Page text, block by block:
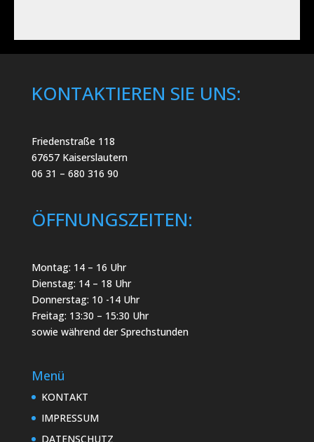
KONTAKTIEREN SIE UNS:
Friedenstraße 118
67657 Kaiserslautern
06 31 – 680 316 90
ÖFFNUNGSZEITEN:
Montag: 14 – 16 Uhr
Dienstag: 14 – 18 Uhr
Donnerstag: 10 -14 Uhr
Freitag: 13:30 – 15:30 Uhr
sowie während der Sprechstunden
Menü
KONTAKT
IMPRESSUM
DATENSCHUTZ